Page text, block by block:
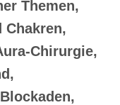
Themen,
Chakren,
Chirurgie,